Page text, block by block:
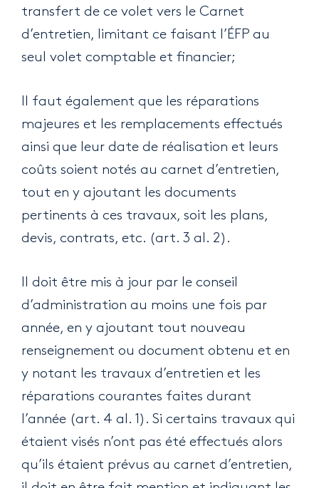
transfert de ce volet vers le Carnet
d’entretien, limitant ce faisant l’ÉFP au
seul volet comptable et financier;
Il faut également que les réparations
majeures et les remplacements effectués
ainsi que leur date de réalisation et leurs
coûts soient notés au carnet d’entretien,
tout en y ajoutant les documents
pertinents à ces travaux, soit les plans,
devis, contrats, etc. (art. 3 al. 2).
Il doit être mis à jour par le conseil
d’administration au moins une fois par
année, en y ajoutant tout nouveau
renseignement ou document obtenu et en
y notant les travaux d’entretien et les
réparations courantes faites durant
l’année (art. 4 al. 1). Si certains travaux qui
étaient visés n’ont pas été effectués alors
qu’ils étaient prévus au carnet d’entretien,